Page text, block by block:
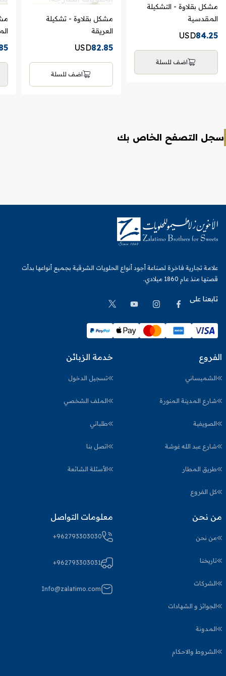
مشكل بقلاوة - التشكيلة
المقدسية
84.25
USD
اضف للسلة
مشكل بقلاوة - تشكيلة
العريقة
82.85
USD
اضف للسلة
سجل التصفح الخاص بك
علامة تجارية فاخرة لصناعة أجود أنواع الحلويات الشرقية بجميع أنواعها بدأت
قصتها منذ عام 1860 ميلادي.
تابعنا على
الفروع
الشميساني
شارع المدينة المنورة
الصويفية
شارع عبد الله غوشة
طريق المطار
كل الفروع
خدمة الزبائن
تسجيل الدخول
الملف الشخصي
طلباتي
اتصل بنا
الأسئلة الشائعة
من نحن
من نحن
تاريخنا
الشركات
الجوائز و الشهادات
المدونة
الشروط والاحكام
معلومات التواصل
+962793303030
+962793303031
Info@zalatimo.com